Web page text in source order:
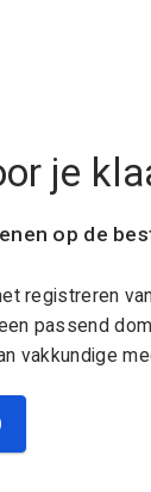
je
op de
registreren
passend
vakkundige